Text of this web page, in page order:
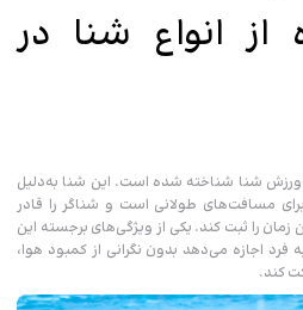
از انواع شنا در
ورزش شنا شناخته شده است. این شنا به‌دلیل
مسافت‌های طولانی است و شناگر را قادر
زمان را ثبت کند. یکی از ویژگی‌های برجسته این
اجازه می‌دهد بدون نگرانی از کمبود هوا،
کند.